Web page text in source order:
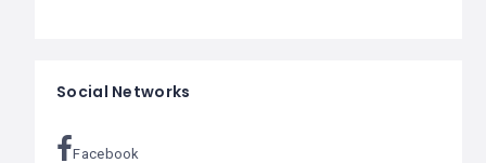
Social Networks
Facebook